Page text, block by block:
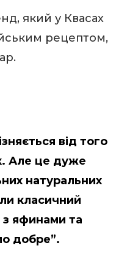
який у Квасах
рецептом,
від того
Але це дуже
натуральних
класичний
з яфинами та
добре”.